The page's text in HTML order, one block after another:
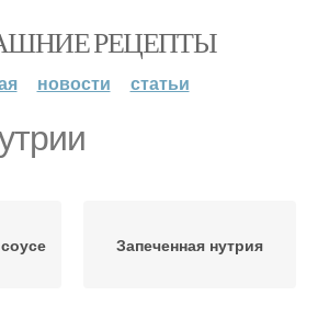
РЕЦЕПТЫ
новости статьи
Запеченная нутрия